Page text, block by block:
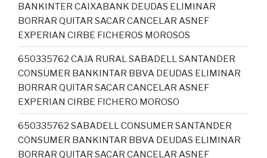
BANKINTER CAIXABANK DEUDAS ELIMINAR
BORRAR QUITAR SACAR CANCELAR ASNEF
EXPERIAN CIRBE FICHEROS MOROSOS
650335762 CAJA RURAL SABADELL SANTANDER
CONSUMER BANKINTAR BBVA DEUDAS ELIMINAR
BORRAR QUITAR SACAR CANCELAR ASNEF
EXPERIAN CIRBE FICHERO MOROSO
650335762 SABADELL CONSUMER SANTANDER
CONSUMER BANKINTAR BBVA DEUDAS ELIMINAR
BORRAR QUITAR SACAR CANCELAR ASNEF